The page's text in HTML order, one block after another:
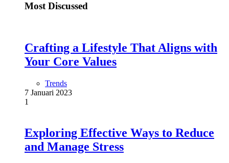
Most Discussed
Crafting a Lifestyle That Aligns with
Your Core Values
Trends
7 Januari 2023
1
Exploring Effective Ways to Reduce
and Manage Stress